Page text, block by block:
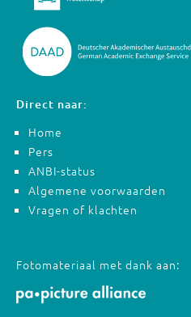
Direct naar:
Home
Pers
ANBI-status
Algemene voorwaarden
Vragen of klachten
Fotomateriaal met dank aan: